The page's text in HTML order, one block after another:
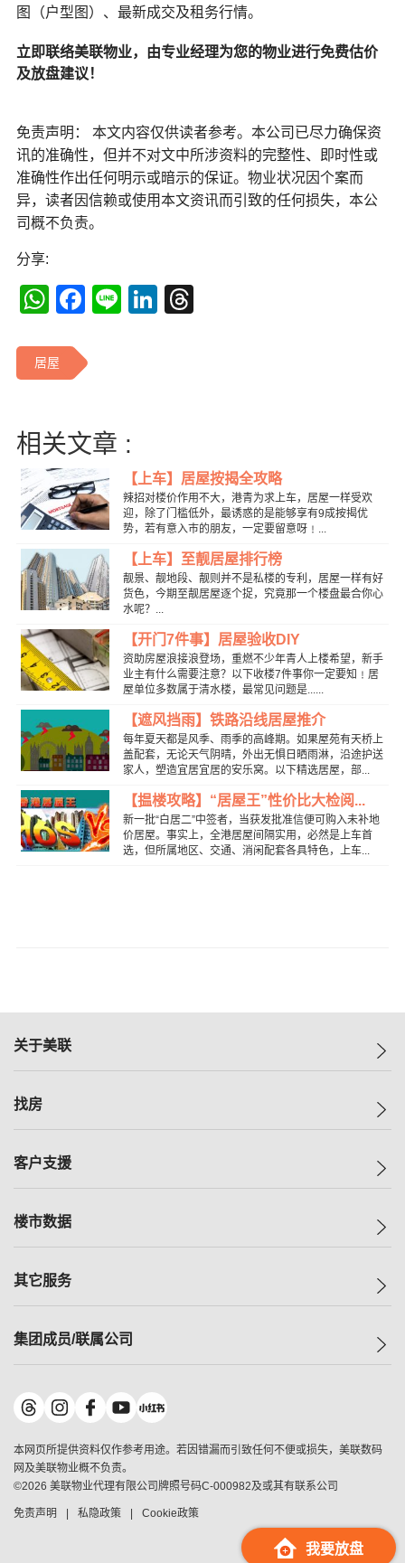
图（户型图）、最新成交及租务行情。
立即联络美联物业，由专业经理为您的物业进行免费估价
及放盘建议！
免责声明： 本文内容仅供读者参考。本公司已尽力确保资
讯的准确性，但并不对文中所涉资料的完整性、即时性或
准确性作出任何明示或暗示的保证。物业状况因个案而
异，读者因信赖或使用本文资讯而引致的任何损失，本公
司概不负责。
分享:
WhatsApp
Facebook
LineLinkedIn
居屋
相关文章 :
【上车】居屋按揭全攻略
辣招对楼价作用不大，港青为求上车，居屋一样受欢
迎，除了门槛低外，最诱惑的是能够享有9成按揭优
势，若有意入巿的朋友，一定要留意呀﹗...
【上车】至靓居屋排行榜
靓景、靓地段、靓则并不是私楼的专利，居屋一样有好
货色，今期至靓居屋逐个捉，究竟那一个楼盘最合你心
水呢？...
【开门7件事】居屋验收DIY
资助房屋浪接浪登场，重燃不少年青人上楼希望，新手
业主有什么需要注意？以下收楼7件事你一定要知﹗居
屋单位多数属于清水楼，最常见问题是......
【遮风挡雨】铁路沿线居屋推介
每年夏天都是风季、雨季的高峰期。如果屋苑有天桥上
盖配套，无论天气阴晴，外出无惧日晒雨淋，沿途护送
家人，塑造宜居宜居的安乐窝。以下精选居屋，部...
【揾楼攻略】“居屋王”性价比大检阅...
新一批“白居二”中签者，当获发批准信便可购入未补地
价居屋。事实上，全港居屋间隔实用，必然是上车首
选，但所属地区、交通、消闲配套各具特色，上车...
我要放盘
关于美联
美联集团
人才招募
找房
一手新房
减价
美联豪宅
独家楼盘
租房
客户支援
自助放盘
查询热线
按揭计算机
负担能力计算机
转按计算机
缴款方式
楼市数据
指数
历史成交
小区成交排行榜
地区百科
其它服务
小区专页
美联精英会
美善会
地产经纪人管理协会
申报已递交的购楼开盘
集团成员/联属公司
美联物业
鋑联控股*
美联工商铺*
美联中国
美联澳门
美联金融集团
本网页所提供资料仅作参考用途。若因错漏而引致任何不便或损失，美联数码
网及美联物业概不负责。
©2026 美联物业代理有限公司牌照号码C-000982及或其有联系公司
免责声明 私隐政策 Cookie政策